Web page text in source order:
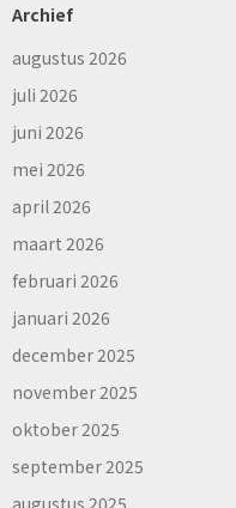
Archief
augustus 2026
juli 2026
juni 2026
mei 2026
april 2026
maart 2026
februari 2026
januari 2026
december 2025
november 2025
oktober 2025
september 2025
augustus 2025